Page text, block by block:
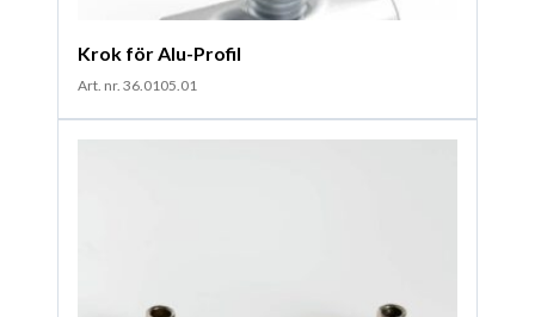
Krok för Alu-Profil
Art. nr. 36.0105.01